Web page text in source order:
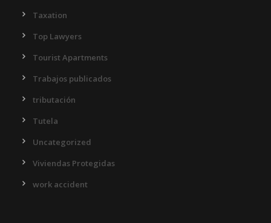
Taxation
Top Lawyers
Tourist Apartments
Trabajos publicados
tributación
Tutela
Uncategorized
Viviendas Protegidas
work accident